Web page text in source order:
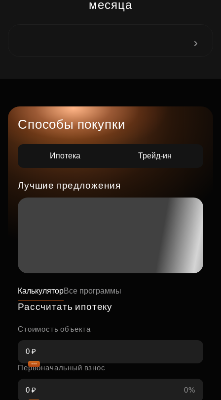
месяца
Способы покупки
Ипотека Трейд-ин
Лучшие предложения
КалькуляторВсе программы
Рассчитать ипотеку
Стоимость объекта
Первоначальный взнос
0%